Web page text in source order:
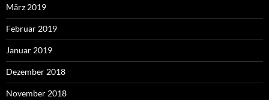
März 2019
Februar 2019
Januar 2019
Dezember 2018
November 2018